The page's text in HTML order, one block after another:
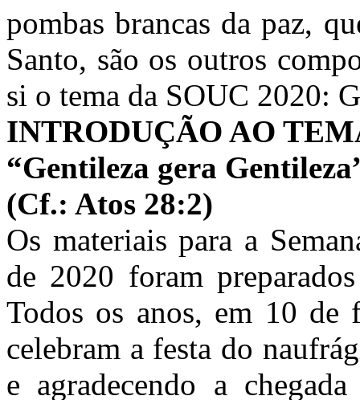
pombas brancas da paz,
Santo, são os outros
si o tema da SOUC 2020:
INTRODUÇÃO AO
“Gentileza gera
(Cf.: Atos 28:2)
Os materiais para a
de 2020 foram
Todos os anos, em 10 de
celebram a festa do
e agradecendo a